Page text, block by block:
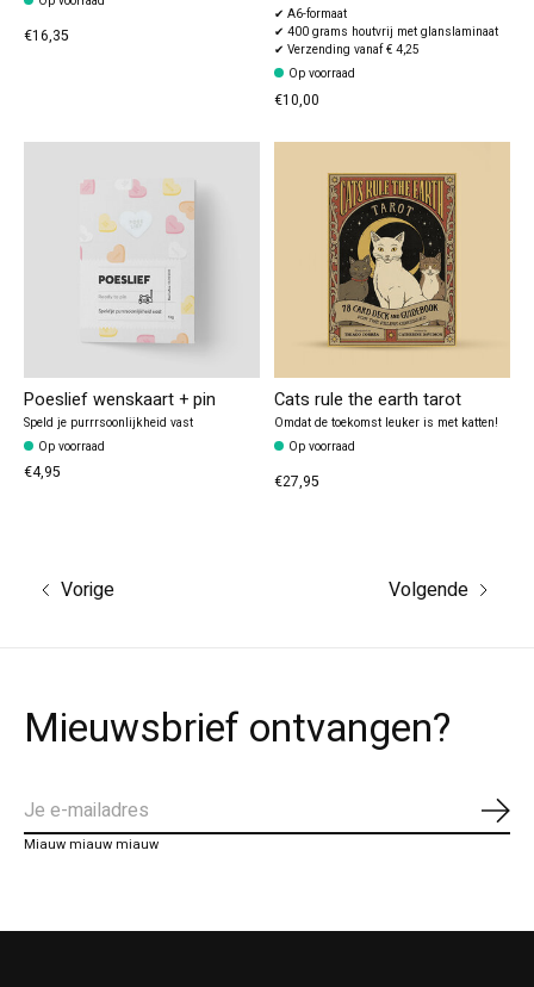
€16,35
✔ A6-formaat
✔ 400 grams houtvrij met glanslaminaat
✔ Verzending vanaf € 4,25
Op voorraad
€10,00
Poeslief wenskaart + pin
Speld je purrrsoonlijkheid vast
Op voorraad
€4,95
Cats rule the earth tarot
Omdat de toekomst leuker is met katten!
Op voorraad
€27,95
Vorige Volgende
Mieuwsbrief ontvangen?
Miauw miauw miauw